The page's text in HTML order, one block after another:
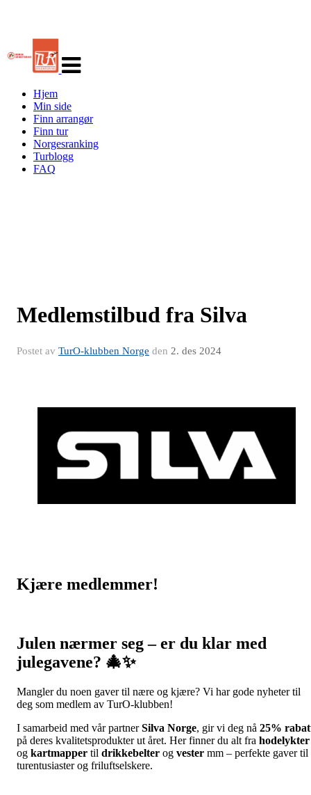
navigasjon
Hjem
Min side
Finn arrangør
Finn tur
Norgesranking
Turblogg
FAQ
Medlemstilbud fra Silva
Postet av TurO-klubben Norge den 2. des 2024
Kjære medlemmer!
Julen nærmer seg – er du klar med
julegavene? 🎄✨
Mangler du noen gaver til nære og kjære? Vi har gode nyheter til
deg som medlem av TurO-klubben!
I samarbeid med vår partnerSilva Norge, gir vi deg nå 25%
på deres kvalitetsprodukter ut året. Her finner du alt fra hodelykter
og kartmapper til drikkebelter og vester mm – perfekte gaver til
turentusiaster og friluftselskere.